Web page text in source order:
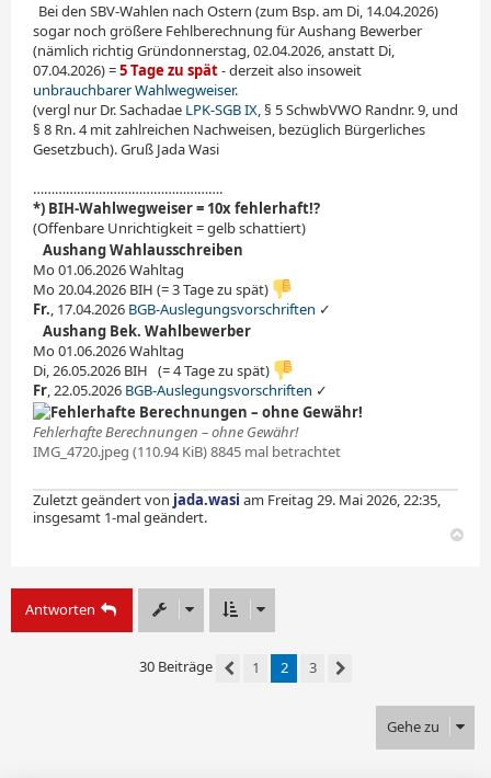
Bei den SBV-Wahlen nach Ostern (zum Bsp. am Di, 14.04.2026)
sogar noch größere Fehlberechnung für Aushang Bewerber
(nämlich richtig Gründonnerstag, 02.04.2026, anstatt Di,
07.04.2026) =5 Tage zu spät- derzeit also insoweit
unbrauchbarer Wahlwegweiser.
(vergl nur Dr. Sachadae LPK-SGB IX,§ 5 SchwbVWO Randnr. 9, und
§ 8 Rn. 4 mit zahlreichen Nachweisen, bezüglich Bürgerliches
Gesetzbuch). Gruß Jada Wasi
…………………………………………….
*) BIH-Wahlwegweiser = 10x fehlerhaft!?
(Offenbare Unrichtigkeit = gelb schattiert)
Aushang Wahlausschreiben
Mo 01.06.2026 Wahltag
Mo 20.04.2026 BIH (= 3 Tage zu spät)
Fr., 17.04.2026 ­ BGB-Auslegungsvorschriften ✓
Aushang Bek. Wahlbewerber
Mo 01.06.2026 Wahltag
Di, 26.05.2026 BIH ­ ­ (= 4 Tage zu spät)
Fr, 22.05.2026 BGB-Auslegungsvorschriften ✓
Fehlerhafte Berechnungen – ohne Gewähr!
IMG_4720.jpeg (110.94 KiB) 8845 mal betrachtet
Zuletzt geändert von jada.wasi am Freitag 29. Mai 2026, 22:35,
insgesamt 1-mal geändert.
Antworten
30 Beiträge
Vorherige
1 2
3
Gehe zu